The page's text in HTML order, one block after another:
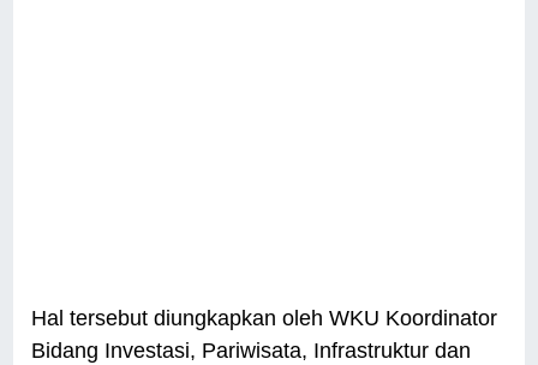
Hal tersebut diungkapkan oleh WKU Koordinator
Bidang Investasi, Pariwisata, Infrastruktur dan